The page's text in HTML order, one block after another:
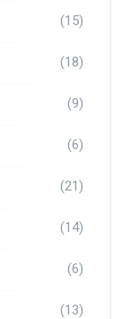
(15)
(18)
(9)
(6)
(21)
(14)
(6)
(13)